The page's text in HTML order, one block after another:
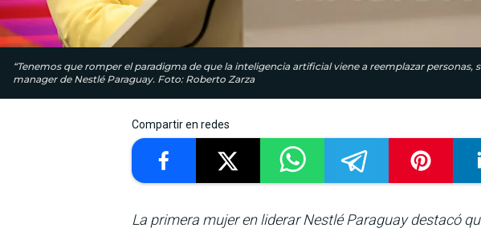
“Tenemos que romper el paradigma de que la inteligencia artificial viene a reemplazar personas,
manager de Nestlé Paraguay. Foto: Roberto Zarza
Compartir en redes
La primera mujer en liderar Nestlé Paraguay destacó